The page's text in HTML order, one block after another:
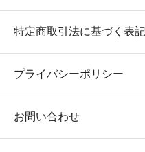
特定商取引法に基づく表記
プライバシーポリシー
お問い合わせ